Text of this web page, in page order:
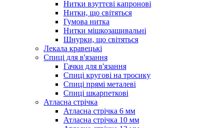
Нитки взуттєві капронові
Нитки, що світяться
Гумова нитка
Нитки мішкозашивальні
Шнурки, що світяться
Лекала кравецькі
Cпиці для в'язання
Гачки для в'язання
Спиці кругові на тросику
Спиці прямі металеві
Спиці шкарпеткові
Атласна стрічка
Атласна стрічка 6 мм
Атласна стрічка 10 мм